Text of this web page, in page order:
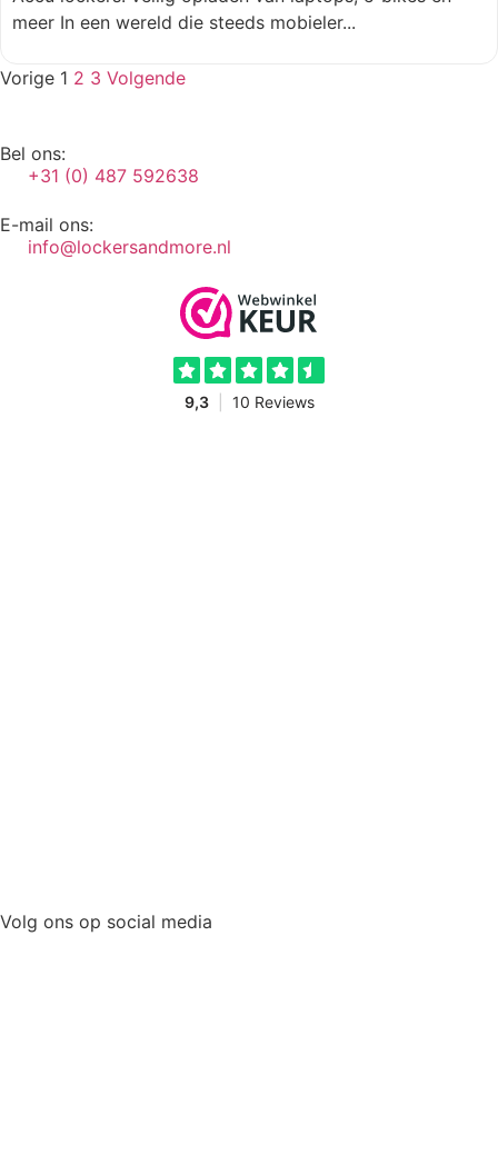
meer In een wereld die steeds mobieler...
Vorige 1 2 3 Volgende
Bel ons:
+31 (0) 487 592638
E-mail ons:
info@lockersandmore.nl
Volg ons op social media